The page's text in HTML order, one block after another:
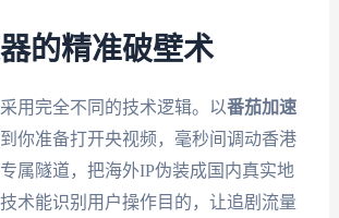
的精准破壁术
用完全不同的技术逻辑。以番茄加速
你准备打开央视频，毫秒间调动香港
属隧道，把海外IP伪装成国内真实地
术能识别用户操作目的，让追剧流量